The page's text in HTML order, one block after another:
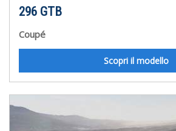
296 GTB
Coupé
Scopri il modello